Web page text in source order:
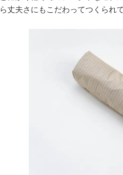
ら丈夫さにもこだわってつくられ